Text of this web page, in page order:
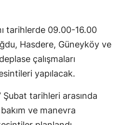
tarihlerde 09.00-16.00
Hasdere, Güneyköy ve
çalışmaları
yapılacak.
tarihleri arasında
ve manevra